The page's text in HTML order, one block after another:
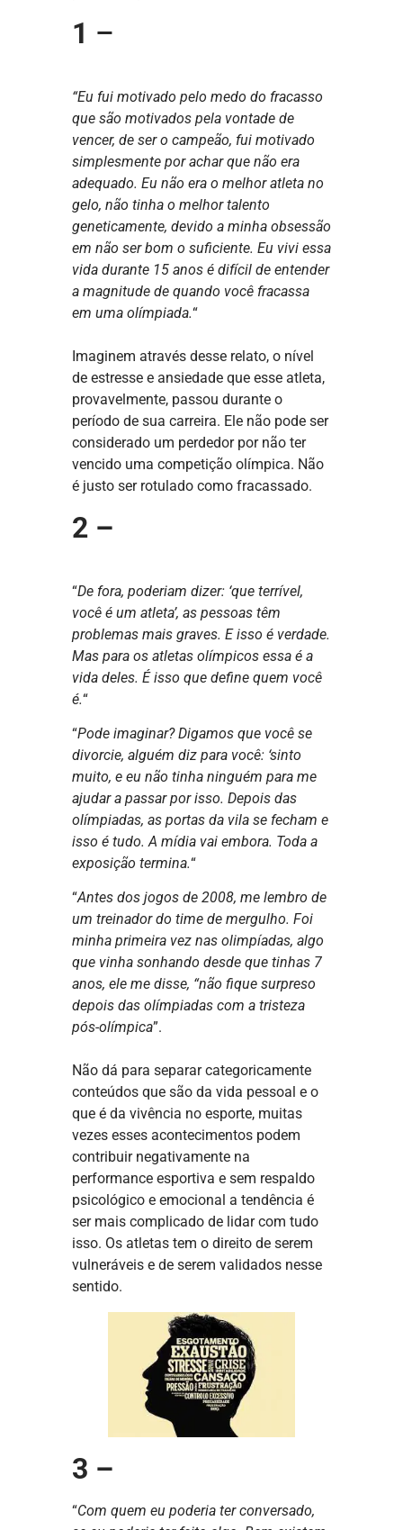
1 –
“Eu fui motivado pelo medo do fracasso
que são motivados pela vontade de
vencer, de ser o campeão, fui motivado
simplesmente por achar que não era
adequado. Eu não era o melhor atleta no
gelo, não tinha o melhor talento
geneticamente, devido a minha obsessão
em não ser bom o suficiente. Eu vivi essa
vida durante 15 anos é difícil de entender
a magnitude de quando você fracassa
em uma olímpiada.“
Imaginem através desse relato, o nível
de estresse e ansiedade que esse atleta,
provavelmente, passou durante o
período de sua carreira. Ele não pode ser
considerado um perdedor por não ter
vencido uma competição olímpica. Não
é justo ser rotulado como fracassado.
2 –
“De fora, poderiam dizer: ‘que terrível,
você é um atleta’, as pessoas têm
problemas mais graves. E isso é verdade.
Mas para os atletas olímpicos essa é a
vida deles. É isso que define quem você
é.“
“Pode imaginar? Digamos que você se
divorcie, alguém diz para você: ‘sinto
muito, e eu não tinha ninguém para me
ajudar a passar por isso. Depois das
olímpiadas, as portas da vila se fecham e
isso é tudo. A mídia vai embora. Toda a
exposição termina.“
“Antes dos jogos de 2008, me lembro de
um treinador do time de mergulho. Foi
minha primeira vez nas olimpíadas, algo
que vinha sonhando desde que tinhas 7
anos, ele me disse, “não fique surpreso
depois das olímpiadas com a tristeza
pós-olímpica”.
Não dá para separar categoricamente
conteúdos que são da vida pessoal e o
que é da vivência no esporte, muitas
vezes esses acontecimentos podem
contribuir negativamente na
performance esportiva e sem respaldo
psicológico e emocional a tendência é
ser mais complicado de lidar com tudo
isso. Os atletas tem o direito de serem
vulneráveis e de serem validados nesse
sentido.
3 –
“Com quem eu poderia ter conversado,